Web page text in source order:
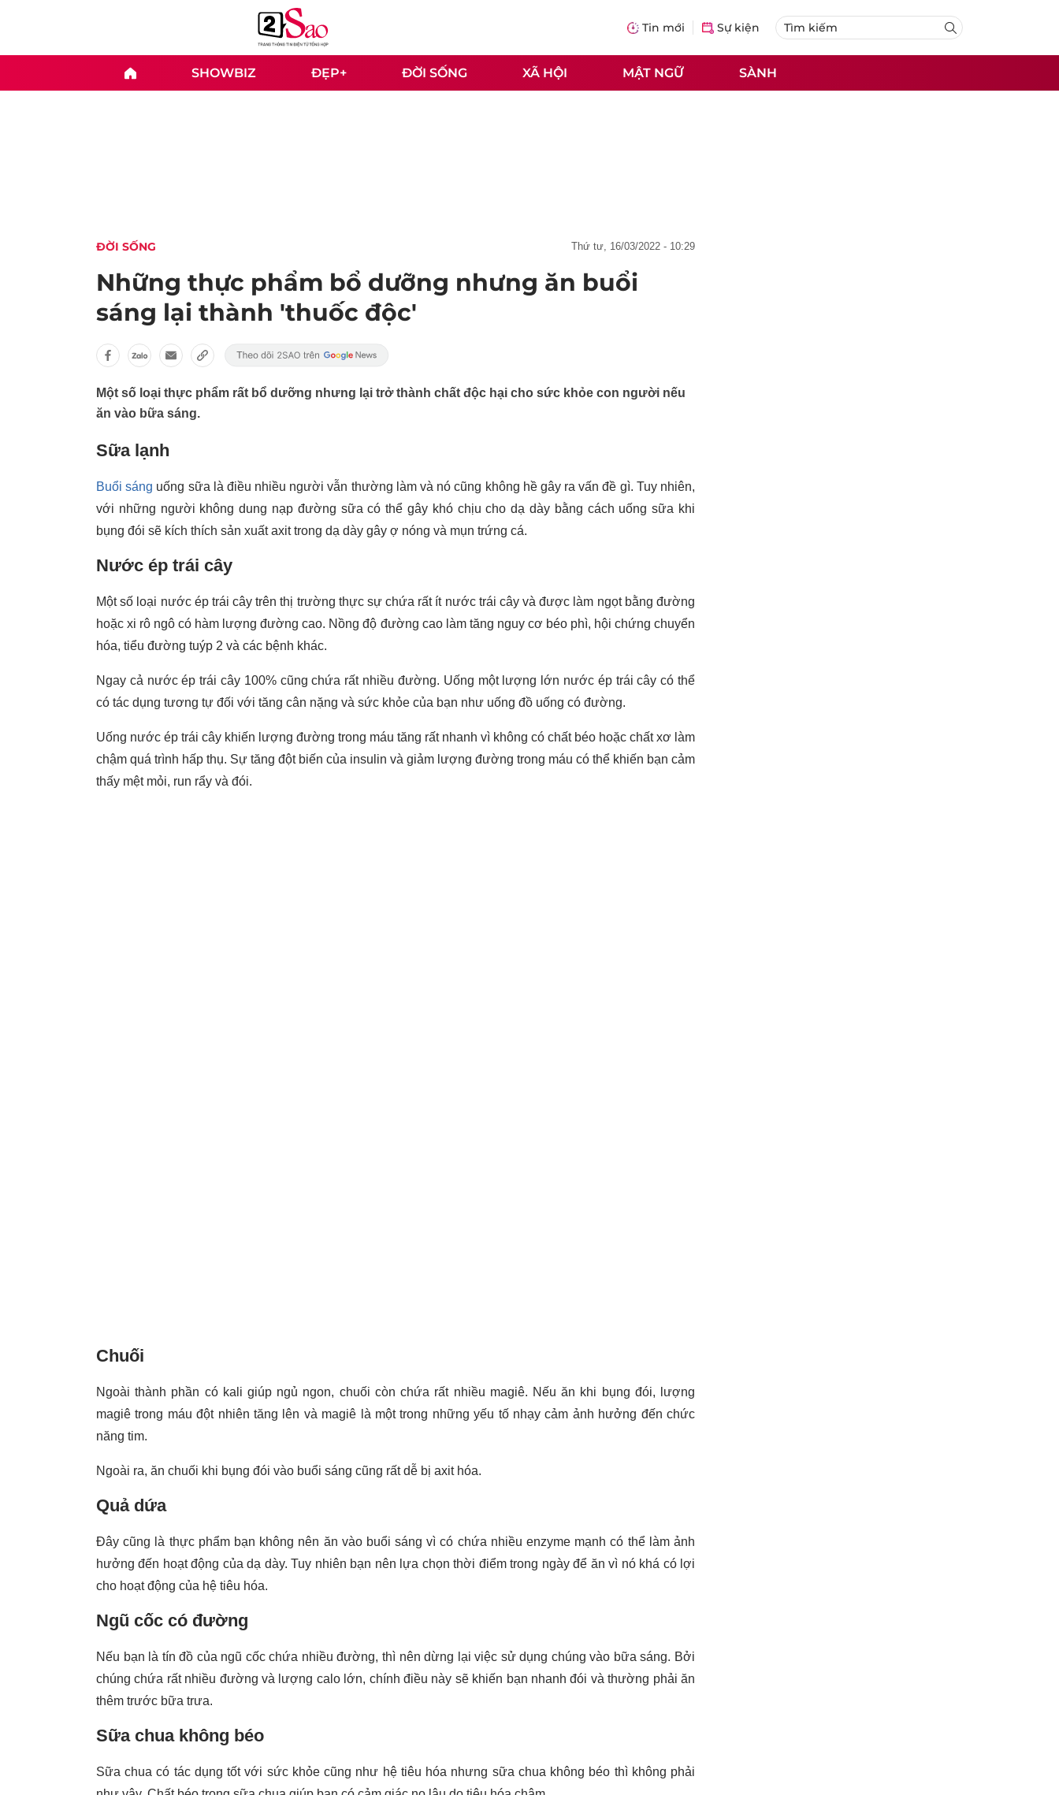
Tin mới Sự kiện
SHOWBIZ ĐẸP+ ĐỜI SỐNG XÃ HỘI MẬT NGỮ SÀNH
ĐỜI SỐNG thứ tư, 16/03/2022 - 10:29
Những thực phẩm bổ dưỡng nhưng ăn buổi
sáng lại thành 'thuốc độc'
Một số loại thực phẩm rất bổ dưỡng nhưng lại trở thành chất độc hại cho sức khỏe con người nếu
ăn vào bữa sáng.
Sữa lạnh
Buổi sáng uống sữa là điều nhiều người vẫn thường làm và nó cũng không hề gây ra vấn đề gì. Tuy nhiên,
với những người không dung nạp đường sữa có thể gây khó chịu cho dạ dày bằng cách uống sữa khi
bụng đói sẽ kích thích sản xuất axit trong dạ dày gây ợ nóng và mụn trứng cá.
Nước ép trái cây
Một số loại nước ép trái cây trên thị trường thực sự chứa rất ít nước trái cây và được làm ngọt bằng đường
hoặc xi rô ngô có hàm lượng đường cao. Nồng độ đường cao làm tăng nguy cơ béo phì, hội chứng chuyển
hóa, tiểu đường tuýp 2 và các bệnh khác.
Ngay cả nước ép trái cây 100% cũng chứa rất nhiều đường. Uống một lượng lớn nước ép trái cây có thể
có tác dụng tương tự đối với tăng cân nặng và sức khỏe của bạn như uống đồ uống có đường.
Uống nước ép trái cây khiến lượng đường trong máu tăng rất nhanh vì không có chất béo hoặc chất xơ làm
chậm quá trình hấp thụ. Sự tăng đột biến của insulin và giảm lượng đường trong máu có thể khiến bạn cảm
thấy mệt mỏi, run rẩy và đói.
Chuối
Ngoài thành phần có kali giúp ngủ ngon, chuối còn chứa rất nhiều magiê. Nếu ăn khi bụng đói, lượng
magiê trong máu đột nhiên tăng lên và magiê là một trong những yếu tố nhạy cảm ảnh hưởng đến chức
năng tim.
Ngoài ra, ăn chuối khi bụng đói vào buổi sáng cũng rất dễ bị axit hóa.
Quả dứa
Đây cũng là thực phẩm bạn không nên ăn vào buổi sáng vì có chứa nhiều enzyme mạnh có thể làm ảnh
hưởng đến hoạt động của dạ dày. Tuy nhiên bạn nên lựa chọn thời điểm trong ngày để ăn vì nó khá có lợi
cho hoạt động của hệ tiêu hóa.
Ngũ cốc có đường
Nếu bạn là tín đồ của ngũ cốc chứa nhiều đường, thì nên dừng lại việc sử dụng chúng vào bữa sáng. Bởi
chúng chứa rất nhiều đường và lượng calo lớn, chính điều này sẽ khiến bạn nhanh đói và thường phải ăn
thêm trước bữa trưa.
Sữa chua không béo
Sữa chua có tác dụng tốt với sức khỏe cũng như hệ tiêu hóa nhưng sữa chua không béo thì không phải